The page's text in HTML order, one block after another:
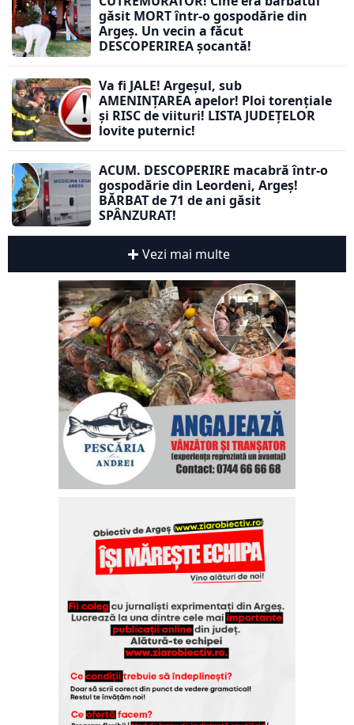
găsit MORT într-o gospodărie din
Argeș. Un vecin a făcut
DESCOPERIREA șocantă!
Va fi JALE! Argeșul, sub
AMENINȚAREA apelor! Ploi torențiale
și RISC de viituri! LISTA JUDEȚELOR
lovite puternic!
ACUM. DESCOPERIRE macabră într-o
gospodărie din Leordeni, Argeș!
BĂRBAT de 71 de ani găsit
SPÂNZURAT!
Vezi mai multe